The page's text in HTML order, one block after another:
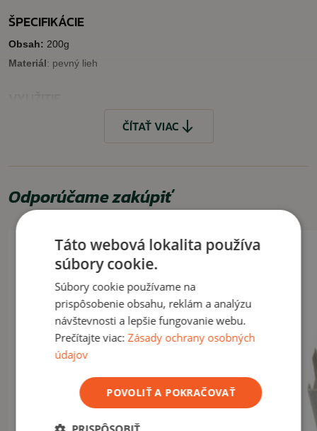
ŠPECIFIKÁCIE
Obsah: 200g
Materiál: pevný lieh
Vhodné na použitie s varičmi na pevný lieh.
Uchovávajte/skladujte oddelene od možných zdrojov zapálenia.
Zamedzte vdychovaniu prachu/dymu. Zabránte styku s očami. Po
manipulácii dôkladne umyte ruky mydlom a vodou. Používajte
ochranné rukavice.
ČÍTAŤ MENEJ
ČÍTAŤ VIAC
Odporúčame zakúpiť
Táto webová lokalita používa
súbory cookie.
Súbory cookie používame na
prispôsobenie obsahu, reklám a analýzu
návštevnosti a lepšie fungovanie webu.
Prečítajte viac:Zásady ochrany osobných
údajov
POVOLIŤ A POKRAČOVAŤ